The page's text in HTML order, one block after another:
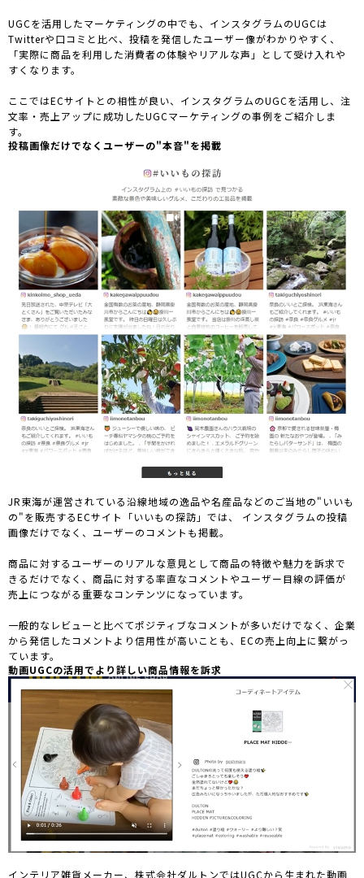
UGCを活用したマーケティングの中でも、インスタグラムのUGCは
Twitterや口コミと比べ、投稿を発信したユーザー像がわかりやすく、
「実際に商品を利用した消費者の体験やリアルな声」として受け入れや
すくなります。
ここではECサイトとの相性が良い、インスタグラムのUGCを活用し、注
文率・売上アップに成功したUGCマーケティングの事例をご紹介しま
す。
投稿画像だけでなくユーザーの"本音"を掲載
JR東海が運営されている沿線地域の逸品や名産品などのご当地の"いいも
の"を販売するECサイト「いいもの探訪」では、 インスタグラムの投稿
画像だけでなく、ユーザーのコメントも掲載。
商品に対するユーザーのリアルな意見として商品の特徴や魅力を訴求で
きるだけでなく、商品に対する率直なコメントやユーザー目線の評価が
売上につながる重要なコンテンツになっています。
一般的なレビューと比べてポジティブなコメントが多いだけでなく、企業
から発信したコメントより信用性が高いことも、ECの売上向上に繋がっ
ています。
動画UGCの活用でより詳しい商品情報を訴求
インテリア雑貨メーカー、株式会社ダルトンではUGCから生まれた動画